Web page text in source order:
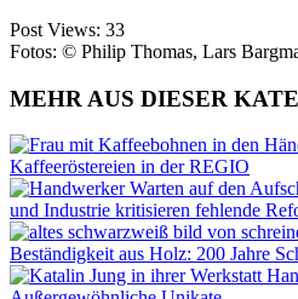
Post Views: 33
Fotos: © Philip Thomas, Lars
MEHR AUS DIESER
Kaffeeröstereien in der REGIO
Warten auf den
und Industrie kritisieren fehlende
Beständigkeit aus Holz: 200 Jahre